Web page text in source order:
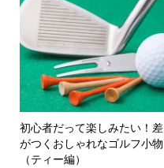
初心者だって楽しみたい！差
がつくおしゃれなゴルフ小物
（ティー編）